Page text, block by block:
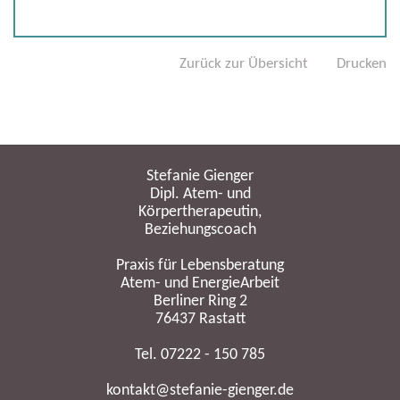
Zurück zur Übersicht Drucken
Stefanie Gienger
Dipl. Atem- und
Körpertherapeutin,
Beziehungscoach
Praxis für Lebensberatung
Atem- und EnergieArbeit
Berliner Ring 2
76437 Rastatt
Tel. 07222 - 150 785
kontakt@stefanie-gienger.de